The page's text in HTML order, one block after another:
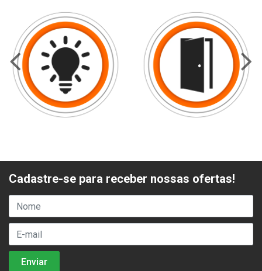
Cadastre-se para receber nossas ofertas!